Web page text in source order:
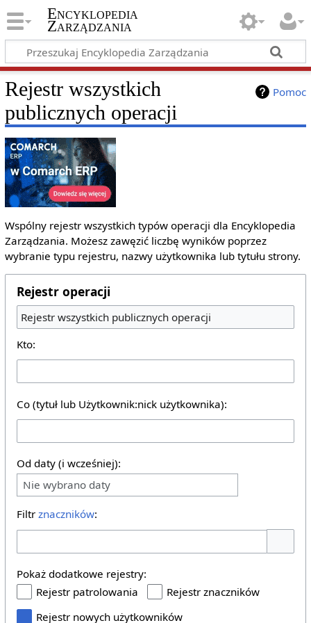
Encyklopedia
Zarządzania
Pomoc
Rejestr wszystkich
publicznych operacji
Wspólny rejestr wszystkich typów operacji dla Encyklopedia
Zarządzania. Możesz zawęzić liczbę wyników poprzez
wybranie typu rejestru, nazwy użytkownika lub tytułu strony.
Rejestr operacji
Rejestr wszystkich publicznych operacji
Kto:
Co (tytuł lub Użytkownik:nick użytkownika):
Od daty (i wcześniej):
Nie wybrano daty
Filtr znaczników:
Pokaż dodatkowe rejestry:
Rejestr patrolowania
Rejestr znaczników
Rejestr nowych użytkowników